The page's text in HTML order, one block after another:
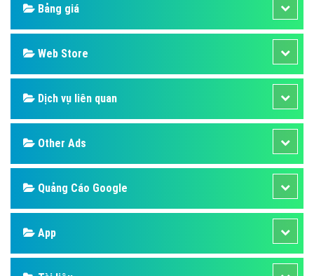
Design
SEO
Banner
Facebook
Google